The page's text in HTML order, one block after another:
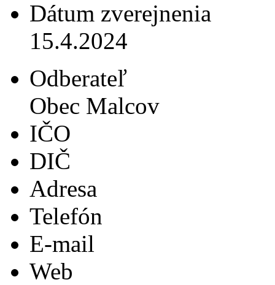
Dátum zverejnenia
15.4.2024
Odberateľ
Obec Malcov
IČO
DIČ
Adresa
Telefón
E-mail
Web